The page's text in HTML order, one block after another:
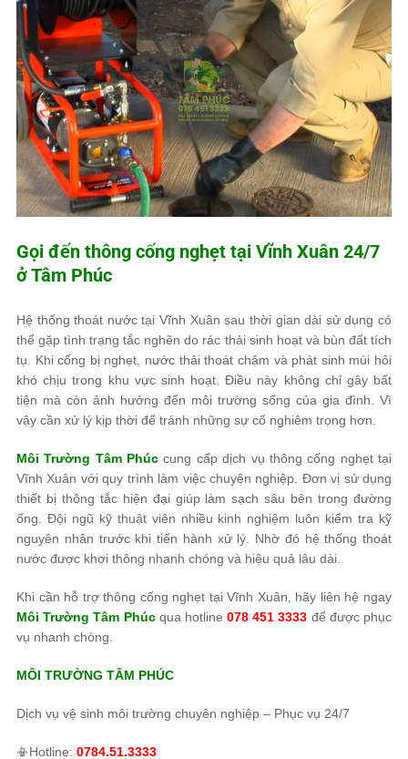
Gọi đến thông cống nghẹt tại Vĩnh Xuân 24/7
ởTâm Phúc
Hệ thống thoát nước tại Vĩnh Xuân sau thời gian dài sử dụng có
thể gặp tình trạng tắc nghẽn do rác thải sinh hoạt và bùn đất tích
tụ. Khi cống bị nghẹt, nước thải thoát chậm và phát sinh mùi hôi
khó chịu trong khu vực sinh hoạt. Điều này không chỉ gây bất
tiện mà còn ảnh hưởng đến môi trường sống của gia đình. Vì
vậy cần xử lý kịp thời để tránh những sự cố nghiêm trọng hơn.
Môi Trường Tâm Phúc cung cấp dịch vụ thông cống nghẹt tại
Vĩnh Xuân với quy trình làm việc chuyên nghiệp. Đơn vị sử dụng
thiết bị thông tắc hiện đại giúp làm sạch sâu bên trong đường
ống. Đội ngũ kỹ thuật viên nhiều kinh nghiệm luôn kiểm tra kỹ
nguyên nhân trước khi tiến hành xử lý. Nhờ đó hệ thống thoát
nước được khơi thông nhanh chóng và hiệu quả lâu dài.
Khi cần hỗ trợ thông cống nghẹt tại Vĩnh Xuân, hãy liên hệ ngay
Môi Trường Tâm Phúcqua hotline078 451 3333 để được phục
vụ nhanh chóng.
MÔI TRƯỜNG TÂM PHÚC
Dịch vụ vệ sinh môi trường chuyên nghiệp – Phục vụ 24/7
📳Hotline: 0784.51.3333